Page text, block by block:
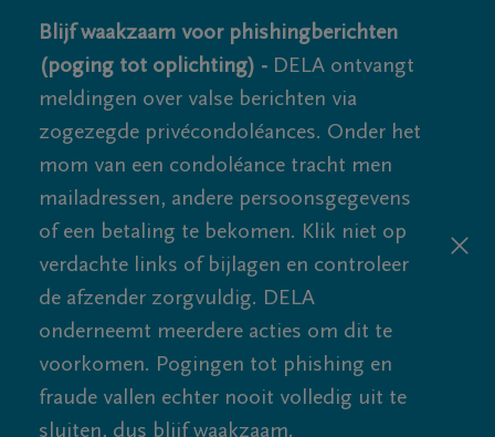
Blijf waakzaam voor phishingberichten
(poging tot oplichting) - DELA ontvangt
meldingen over valse berichten via
zogezegde privécondoléances. Onder het
mom van een condoléance tracht men
mailadressen, andere persoonsgegevens
of een betaling te bekomen. Klik niet op
verdachte links of bijlagen en controleer
de afzender zorgvuldig. DELA
onderneemt meerdere acties om dit te
voorkomen. Pogingen tot phishing en
fraude vallen echter nooit volledig uit te
sluiten, dus blijf waakzaam.